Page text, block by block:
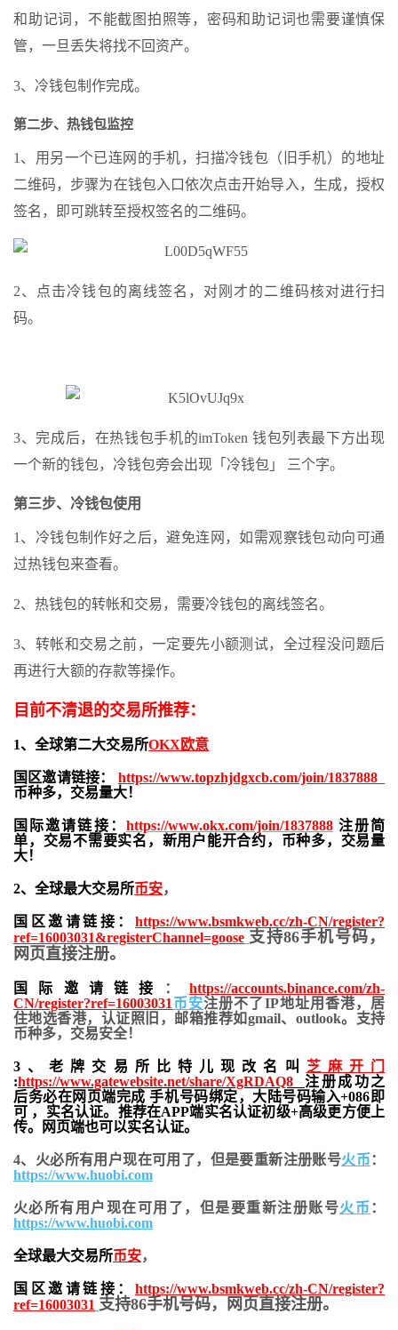
和助记词，不能截图拍照等，密码和助记词也需要谨慎保
管，一旦丢失将找不回资产。
3、冷钱包制作完成。
第二步、热钱包监控
1、用另一个已连网的手机，扫描冷钱包（旧手机）的地址
二维码，步骤为在钱包入口依次点击开始导入，生成，授权
签名，即可跳转至授权签名的二维码。
2、点击冷钱包的离线签名，对刚才的二维码核对进行扫
码。
3、完成后，在热钱包手机的imToken 钱包列表最下方出现
一个新的钱包，冷钱包旁会出现「冷钱包」 三个字。
第三步、冷钱包使用
1、冷钱包制作好之后，避免连网，如需观察钱包动向可通
过热钱包来查看。
2、热钱包的转帐和交易，需要冷钱包的离线签名。
3、转帐和交易之前，一定要先小额测试，全过程没问题后
再进行大额的存款等操作。
目前不清退的交易所推荐：
1、全球第二大交易所OKX欧意
国区邀请链接： https://www.topzhjdgxcb.com/join/1837888
币种多，交易量大！
国际邀请链接： https://www.okx.com/join/1837888注册简
单，交易不需要实名，新用户能开合约， 币种多，交易量
大！
2、全球最大交易所币安，
国区邀请链接： https://www.bsmkweb.cc/zh-CN/register?
ref=16003031&registerChannel=goose 支持86手机号码，
网页直接注册。
国际邀请链接 ：https://accounts.binance.com/zh-
CN/register?ref=16003031 币安注册不了IP地址用香港，居
住地选香港，认证照旧， 邮箱推荐如gmail、outlook。支持
币种多，交易安全！
3、老牌交易所比特儿现改名叫 芝麻开门
:https://www.gatewebsite.net/share/XgRDAQ8
注册成功之
后务必在网页端完成 手机号码绑定，大陆号码输入+086即
可 ，实名认证。推荐在APP端实名认证初级+高级更方便上
传。网页端也可以实名认证。
4、火必所有用户现在可用了，但是要重新注册账号火币 ：
https://www.huobi.com
火必所有用户现在可用了，但是要重新注册账号火币 ：
https://www.huobi.com
全球最大交易所币安，
国区邀请链接： https://www.bsmkweb.cc/zh-CN/register?
ref=16003031 支持86手机号码，网页直接注册。